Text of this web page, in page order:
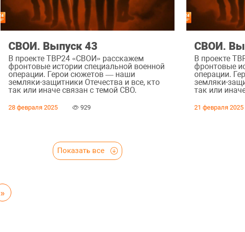
СВОИ. Выпуск 43
В проекте ТВР24 «СВОИ» расскажем
фронтовые истории специальной военной
операции. Герои сюжетов — наши
земляки-защитники Отечества и все, кто
так или иначе связан с темой СВО.
28 февраля 2025 929
СВОИ.
В проекте
фронтовые
операции.
земляки-
так или
21 февраля 2025
Показать все
»